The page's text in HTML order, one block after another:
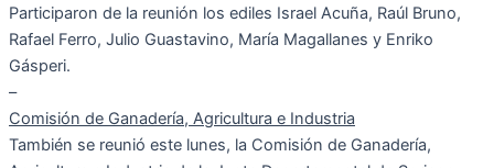
Participaron de la reunión los ediles Israel Acuña, Raúl Bruno,
Rafael Ferro, Julio Guastavino, María Magallanes y Enriko
Gásperi.
–
Comisión de Ganadería, Agricultura e Industria
También se reunió este lunes, la Comisión de Ganadería,